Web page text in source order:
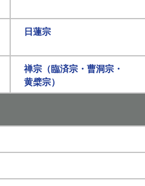
日蓮宗
禅宗（臨済宗・曹洞宗・
黄檗宗）